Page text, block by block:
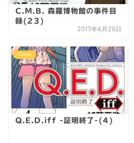
C.M.B. 森羅博物館の事件目
録(23)
2013年6月20日
Comic
Q.E.D.iff -証明終了-(4)